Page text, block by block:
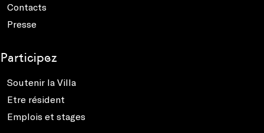
Contacts
Presse
Participez
Soutenir la Villa
Etre résident
Emplois et stages